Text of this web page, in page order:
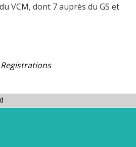
VCM, dont 7 auprès du GS et
Registrations